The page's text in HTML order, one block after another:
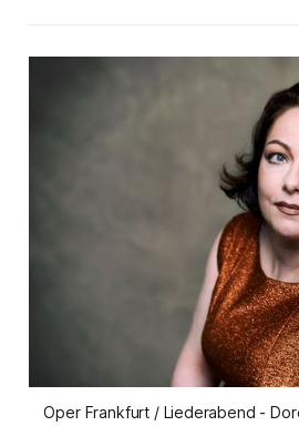
Oper Frankfurt / Liederabend -